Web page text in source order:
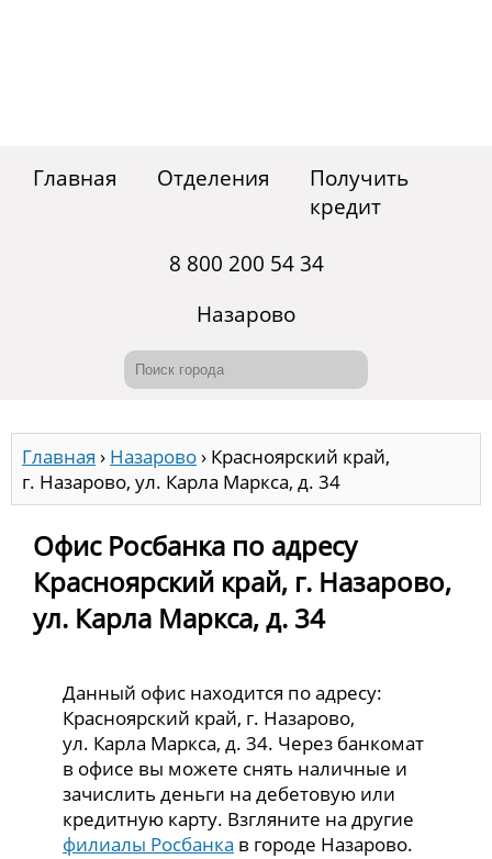
Главная Отделения
Получить
кредит
8 800 200 54 34
Назарово
Главная › Назарово› Красноярский край,
г. Назарово, ул. Карла Маркса, д. 34
Офис Росбанка по адресу
Красноярский край, г. Назарово,
ул. Карла Маркса, д. 34
Данный офис находится по адресу:
Красноярский край, г. Назарово,
ул. Карла Маркса, д. 34. Через банкомат
в офисе вы можете снять наличные и
зачислить деньги на дебетовую или
кредитную карту. Взгляните на другие
филиалы Росбанка в городе Назарово.